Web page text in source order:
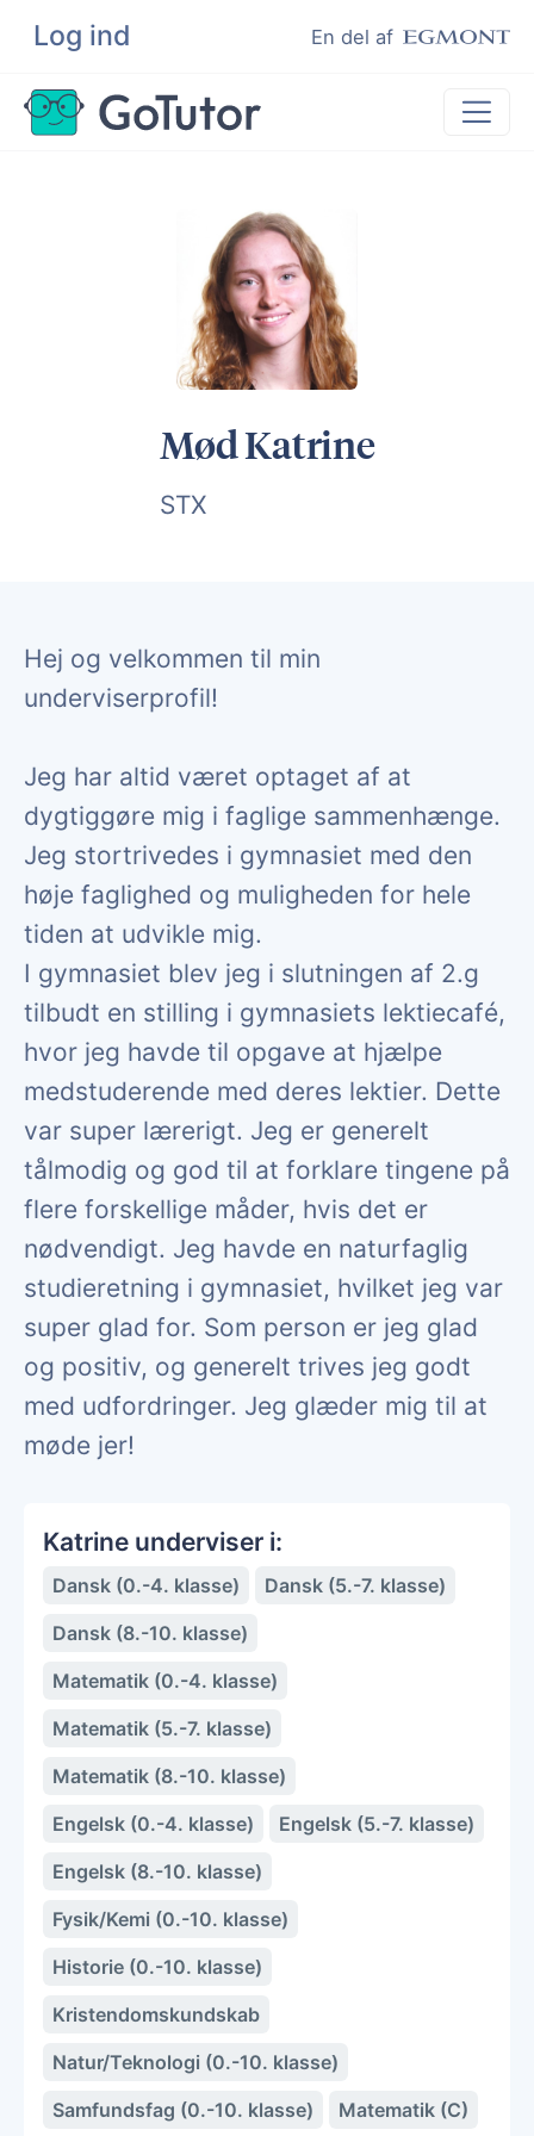
Log ind En del af
Søg
Eksamenshjælp
Hjælp til ordblinde
Kundeudtalelser
Undervisere
Mød Katrine
STX
Hej og velkommen til min
underviserprofil!
Jeg har altid været optaget af at
dygtiggøre mig i faglige sammenhænge.
Jeg stortrivedes i gymnasiet med den
høje faglighed og muligheden for hele
tiden at udvikle mig.
I gymnasiet blev jeg i slutningen af 2.g
tilbudt en stilling i gymnasiets lektiecafé,
hvor jeg havde til opgave at hjælpe
medstuderende med deres lektier. Dette
var super lærerigt. Jeg er generelt
tålmodig og god til at forklare tingene på
flere forskellige måder, hvis det er
nødvendigt. Jeg havde en naturfaglig
studieretning i gymnasiet, hvilket jeg var
super glad for. Som person er jeg glad
og positiv, og generelt trives jeg godt
med udfordringer. Jeg glæder mig til at
møde jer!
Katrine underviser i:
Dansk (0.-4. klasse)
Dansk (5.-7. klasse)
Dansk (8.-10. klasse)
Matematik (0.-4. klasse)
Matematik (5.-7. klasse)
Matematik (8.-10. klasse)
Engelsk (0.-4. klasse)
Engelsk (5.-7. klasse)
Engelsk (8.-10. klasse)
Fysik/Kemi (0.-10. klasse)
Historie (0.-10. klasse)
Kristendomskundskab
Natur/Teknologi (0.-10. klasse)
Samfundsfag (0.-10. klasse)
Matematik (C)